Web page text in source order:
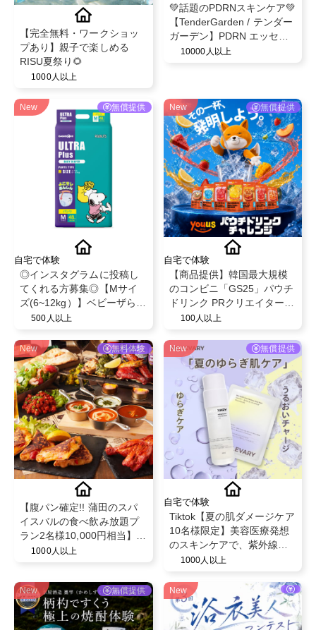
【完全無料・ワークショッ
プあり】親子で楽しめる
RISU夏祭り🌻
1000人以上
💚話題のPDRNスキンケア💚
【TenderGarden / テンダー
ガーデン】PDRN エッセン
スクリーム 80ml モニター募
10000人以上
New 無償提供
自宅で体験
◎インスタグラムに投稿し
てくれる方募集◎【Mサイ
ズ(6~12kg）】ベビーザらス
限定！ベビー紙おむつパン
ベビー育児用品◎
500人以上
New 無償提供
自宅で体験
【商品提供】韓国最大規模
のコンビニ「GS25」パウチ
ドリンク PRクリエイター募
100人以上
New 無料体験
【腹パン確定!! 蒲田のスパ
イスバルの食べ飲み放題プ
ラン2名様10,000円相当】チ
ーズやスパイスを駆使した
1000人以上
New 無償提供
自宅で体験
Tiktok【夏の肌ダメージケア
10名様限定】美容医療発想
のスキンケアで、紫外線や
乾燥でゆらぎやすい肌を整
ット
1000人以上
New 無償提供 New